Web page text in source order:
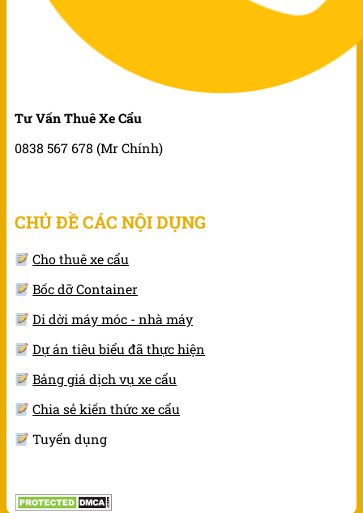
Tư Vấn Thuê Xe Cẩu
0838 567 678 (Mr Chính)
CHỦ ĐỀ CÁC NỘI DỤNG
Cho thuê xe cẩu
Bốc dỡ Container
Di dời máy móc - nhà máy
Dự án tiêu biểu đã thực hiện
Bảng giá dịch vụ xe cẩu
Chia sẻ kiến thức xe cẩu
Tuyển dụng